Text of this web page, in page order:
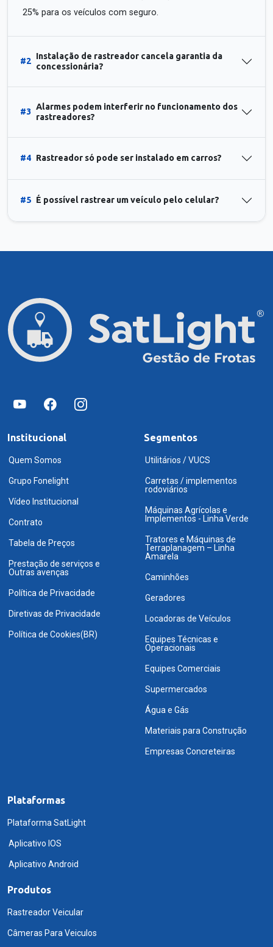
25% para os veículos com seguro.
#2
Instalação de rastreador cancela garantia da
concessionária?
#3
Alarmes podem interferir no funcionamento dos
rastreadores?
#4 Rastreador só pode ser instalado em carros?
#5 É possível rastrear um veículo pelo celular?
Institucional
Quem Somos
Grupo Fonelight
Vídeo Institucional
Contrato
Tabela de Preços
Prestação de serviços e
Outras avenças
Política de Privacidade
Diretivas de Privacidade
Política de Cookies(BR)
Segmentos
Utilitários / VUCS
Carretas / implementos
rodoviários
Máquinas Agrícolas e
Implementos - Linha Verde
Tratores e Máquinas de
Terraplanagem – Linha
Amarela
Caminhões
Geradores
Locadoras de Veículos
Equipes Técnicas e
Operacionais
Equipes Comerciais
Supermercados
Água e Gás
Materiais para Construção
Empresas Concreteiras
Plataformas
Plataforma SatLight
Aplicativo IOS
Aplicativo Android
Produtos
Rastreador Veicular
Câmeras Para Veiculos